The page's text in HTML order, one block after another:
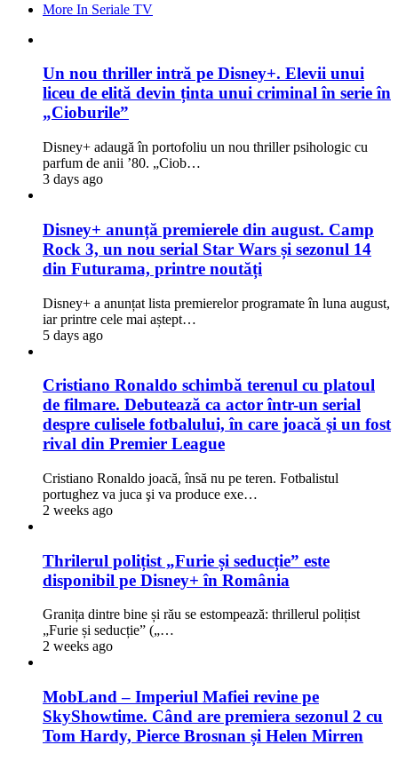
More In Seriale TV
Un nou thriller intră pe Disney+. Elevii unui
liceu de elită devin ținta unui criminal în serie în
„Cioburile”
Disney+ adaugă în portofoliu un nou thriller psihologic cu
parfum de anii ’80. „Ciob…
3 days ago
Disney+ anunță premierele din august. Camp
Rock 3, un nou serial Star Wars și sezonul 14
din Futurama, printre noutăți
Disney+ a anunțat lista premierelor programate în luna august,
iar printre cele mai aștept…
5 days ago
Cristiano Ronaldo schimbă terenul cu platoul
de filmare. Debutează ca actor într-un serial
despre culisele fotbalului, în care joacă şi un fost
rival din Premier League
Cristiano Ronaldo joacă, însă nu pe teren. Fotbalistul
portughez va juca şi va produce exe…
2 weeks ago
Thrilerul polițist „Furie și seducție” este
disponibil pe Disney+ în România
Granița dintre bine și rău se estompează: thrillerul polițist
„Furie și seducție” („…
2 weeks ago
MobLand – Imperiul Mafiei revine pe
SkyShowtime. Când are premiera sezonul 2 cu
Tom Hardy, Pierce Brosnan și Helen Mirren